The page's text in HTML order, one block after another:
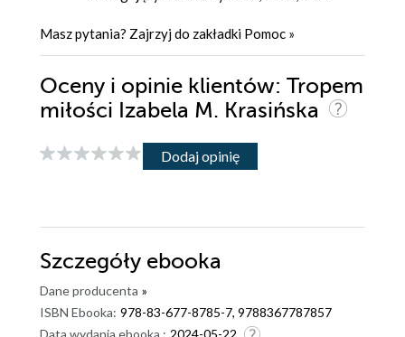
Masz pytania? Zajrzyj do zakładki Pomoc »
Oceny i opinie klientów: Tropem
miłości Izabela M. Krasińska
Dodaj opinię
Szczegóły ebooka
Dane producenta »
ISBN Ebooka: 978-83-677-8785-7, 9788367787857